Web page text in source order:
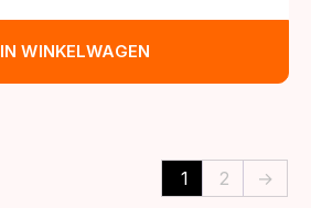
IN WINKELWAGEN
1 2 →